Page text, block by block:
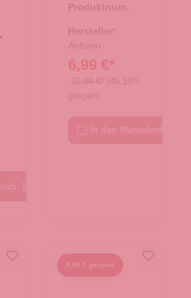
Tasche M -
beige
Produktnumme
Hersteller:
Antonio
6,99 €*
12,99 €* (46.19%
gespart)
9,05 € gespart